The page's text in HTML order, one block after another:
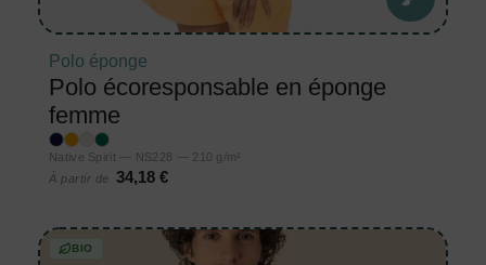
Polo éponge
Polo écoresponsable en éponge
femme
Native Spirit — NS228 — 210 g/m²
À partir de
34,18 €
BIO